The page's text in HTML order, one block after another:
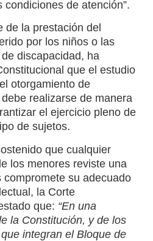
de atención”.
de la prestación del
por los niños o las
discapacidad, ha
que el estudio
otorgamiento de
realizarse de manera
el ejercicio pleno de
de sujetos.
que cualquier
los menores reviste una
su adecuado
la Corte
que: “En una
la Constitución, y de los
integran el Bloque de